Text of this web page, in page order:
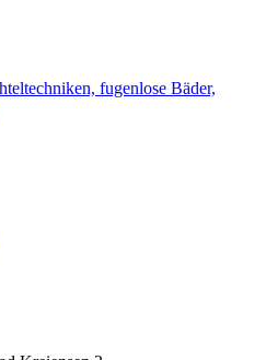
fugenlose Bäder,